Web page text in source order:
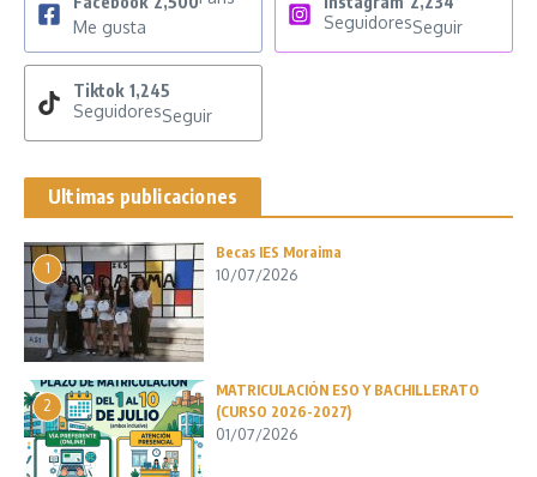
Me gusta
SeguidoresSeguir
Tiktok 1,245
SeguidoresSeguir
Ultimas publicaciones
1
Becas IES Moraima
10/07/2026
2
MATRICULACIÓN ESO Y BACHILLERATO
(CURSO 2026-2027)
01/07/2026